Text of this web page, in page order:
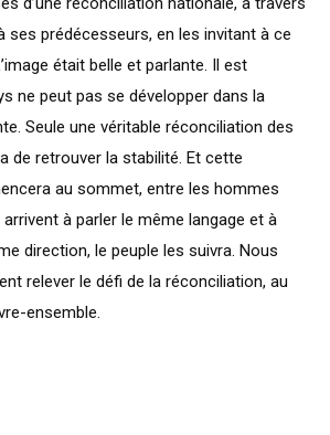
ses prédécesseurs, en les invitant à ce
était belle et parlante. Il est
ne peut pas se développer dans la
Seule une véritable réconciliation des
de retrouver la stabilité. Et cette
au sommet, entre les hommes
à parler le même langage et à
direction, le peuple les suivra. Nous
relever le défi de la réconciliation, au
ensemble.